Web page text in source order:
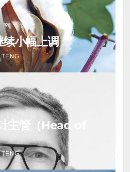
小幅上调
TENG
主管（Head of
TENG